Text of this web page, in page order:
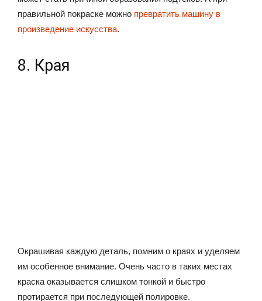
правильной покраске можно превратить машину в
произведение искусства.
8. Края
Окрашивая каждую деталь, помним о краях и уделяем
им особенное внимание. Очень часто в таких местах
краска оказывается слишком тонкой и быстро
протирается при последующей полировке.